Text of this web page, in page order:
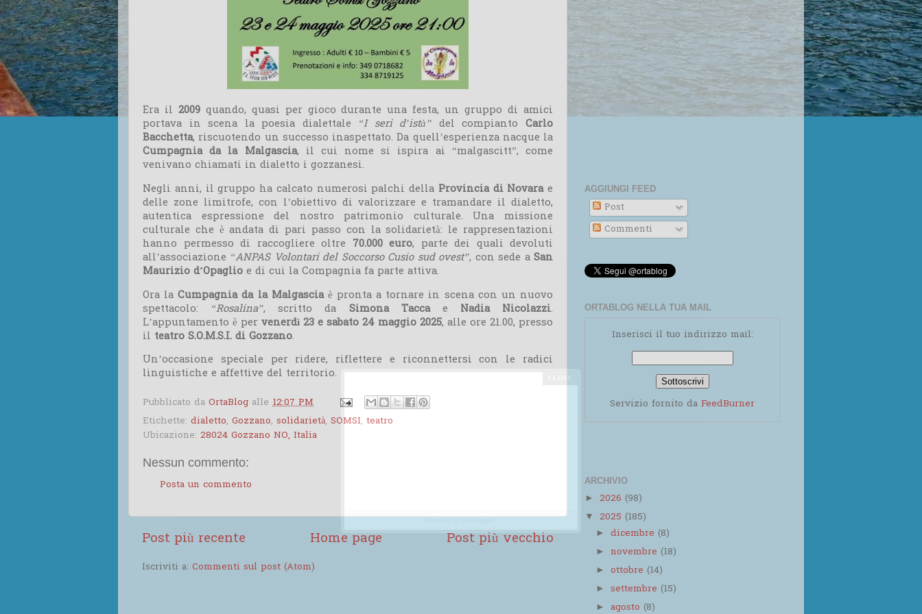
Era il 2009quando, quasi per gioco durante una festa, un gruppo di amici
portava in scena la poesia dialettale “I seri d’istà” del compiantoCarlo
Bacchetta, riscuotendo un successo inaspettato. Da quell’esperienza nacque la
Cumpagnia da la Malgascia, il cui nome si ispira ai “malgascitt”, come
venivano chiamati in dialetto i gozzanesi.
Negli anni, il gruppo ha calcato numerosi palchi della Provincia di Novarae
delle zone limitrofe, con l’obiettivo di valorizzare e tramandare il dialetto,
autentica espressione del nostro patrimonio culturale. Una missione
culturale che è andata di pari passo con la solidarietà: le rappresentazioni
hanno permesso di raccogliere oltre 70.000 euro, parte dei quali devoluti
all’associazione “ANPAS Volontari del Soccorso Cusio sud ovest”, con sede aSan
Maurizio d’Opaglio e di cui la Compagnia fa parte attiva.
Ora laCumpagnia da la Malgasciaè pronta a tornare in scena con un nuovo
spettacolo: “Rosalina”, scritto da Simona Taccae Nadia Nicolazzi.
L’appuntamento è per venerdì 23 e sabato 24 maggio 2025, alle ore 21.00, presso
il teatro S.O.M.S.I. di Gozzano.
Un’occasione speciale per ridere, riflettere e riconnettersi con le radici
linguistiche e affettive del territorio.
Pubblicato da OrtaBlog alle 12:07 PM
Etichette: dialetto, Gozzano, solidarietà, SOMSI, teatro
Ubicazione: 28024 Gozzano NO, Italia
Nessun commento:
Posta un commento
Post più recente Post più vecchio
Home page
Iscriviti a: Commenti sul post (Atom)
AGGIUNGI FEED
Post
Commenti
ORTABLOG NELLA TUA MAIL
Inserisci il tuo indirizzo mail:
Servizio fornito da FeedBurner
ARCHIVIO
► 2026 (98)
▼ 2025 (185)
►dicembre (8)
►novembre (18)
►ottobre (14)
►settembre (15)
► agosto (8)